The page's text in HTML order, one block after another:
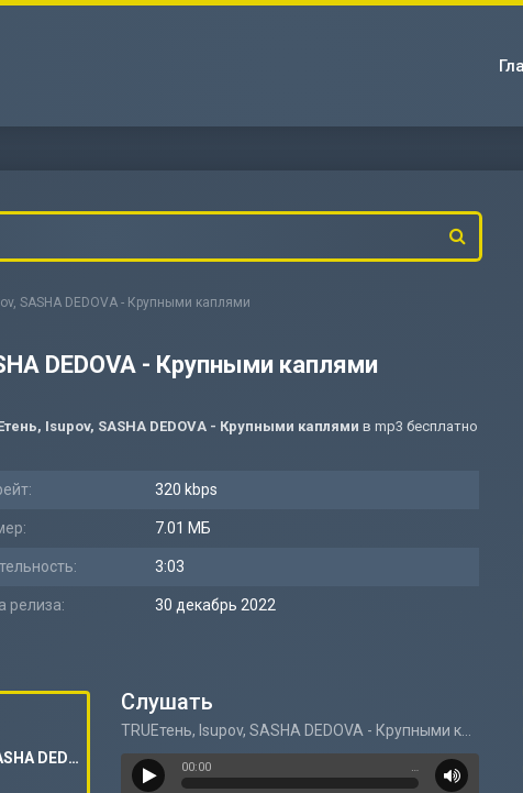
SASHA DEDOVA - Крупными каплями
DEDOVA - Крупными каплями
Isupov, SASHA DEDOVA - Крупными каплями в mp3 бесплатно
320 kbps
7.01 МБ
3:03
релиза: 30 декабрь 2022
TRUEтень, Isupov, SASHA DEDOVA - Крупными каплями
Слушать
TRUEтень, Isupov, SASHA DEDOVA - Крупными каплями
00:00 …